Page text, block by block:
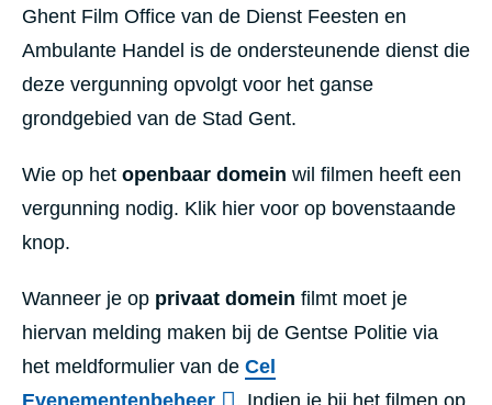
Ghent Film Office van de Dienst Feesten en
Ambulante Handel is de ondersteunende dienst die
deze vergunning opvolgt voor het ganse
grondgebied van de Stad Gent.
Wie op het openbaar domein wil filmen heeft een
vergunning nodig. Klik hier voor op bovenstaande
knop.
Wanneer je op privaat domein filmt moet je
hiervan melding maken bij de Gentse Politie via
het meldformulier van de Cel
Evenementenbeheer
. Indien je bij het filmen op